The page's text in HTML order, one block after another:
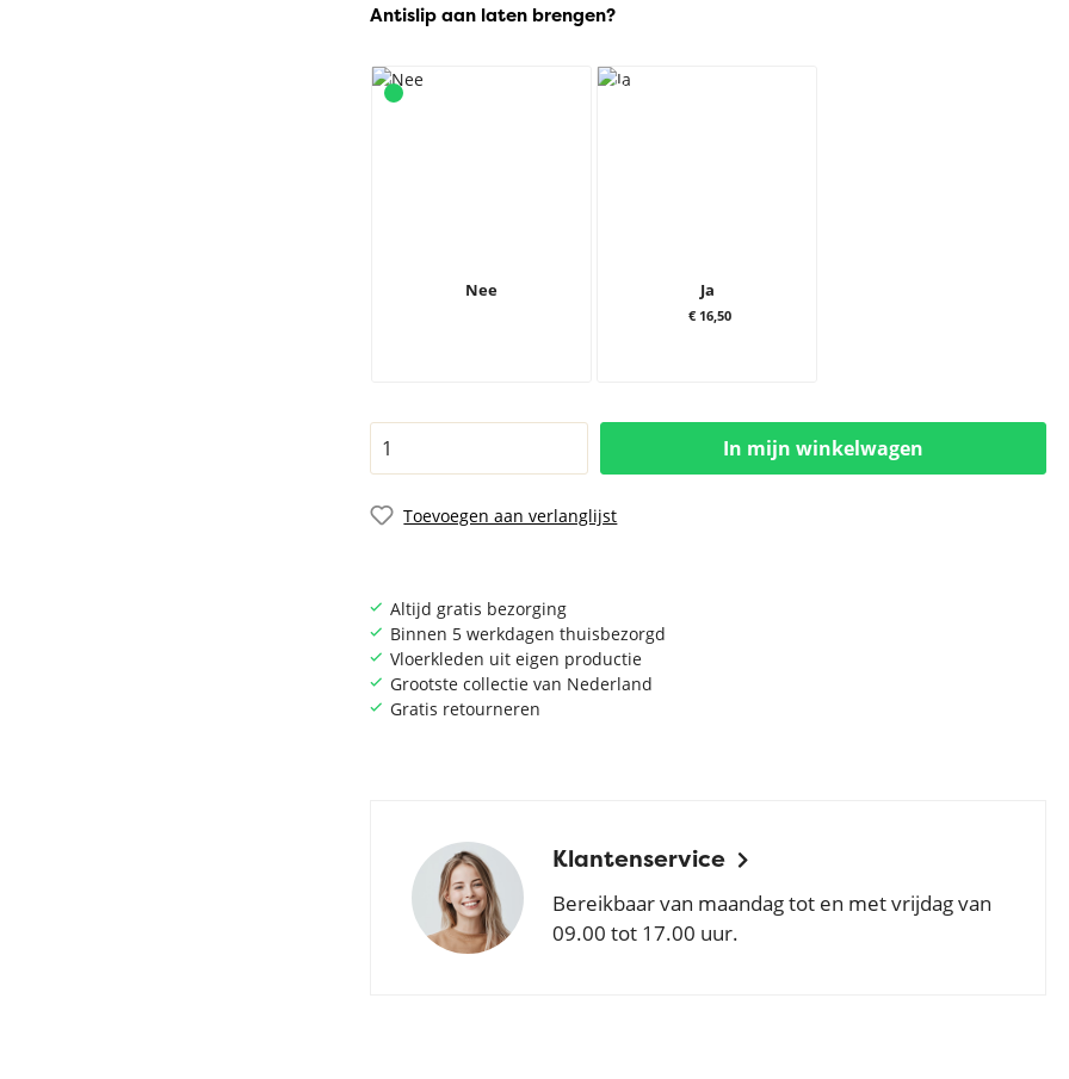
Antislip aan laten brengen?
Nee Ja
€ 16,50
In mijn winkelwagen
Toevoegen aan verlanglijst
Altijd gratis bezorging
Binnen 5 werkdagen thuisbezorgd
Vloerkleden uit eigen productie
Grootste collectie van Nederland
Gratis retourneren
Klantenservice
Bereikbaar van maandag tot en met vrijdag van
09.00 tot 17.00 uur.